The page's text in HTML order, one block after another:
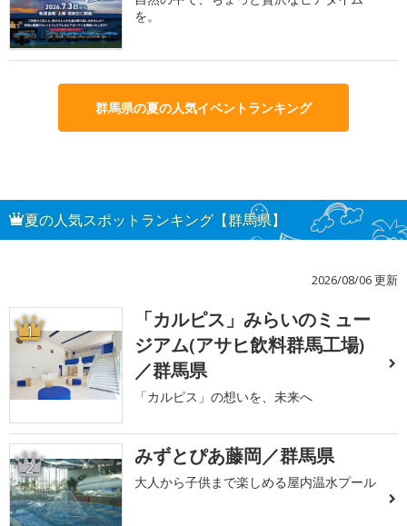
を。
群馬県の夏の人気イベントランキング
夏の人気スポットランキング【群馬県】
2026/08/06 更新
1
「カルピス」みらいのミュー
ジアム(アサヒ飲料群馬工場)
／群馬県
「カルピス」の想いを、未来へ
2 みずとぴあ藤岡／群馬県
大人から子供まで楽しめる屋内温水プール